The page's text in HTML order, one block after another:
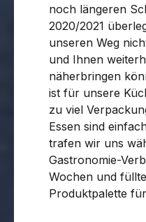
noch längeren
2020/2021
unseren Weg
und Ihnen
näherbringen
ist für unsere
zu viel
Essen sind
trafen wir uns
Gastronomie-
Wochen und
Produktpalette